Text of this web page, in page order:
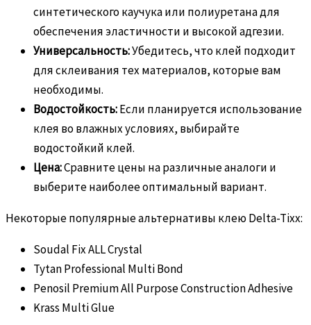
синтетического каучука или полиуретана для
обеспечения эластичности и высокой адгезии.
Универсальность:Убедитесь, что клей подходит
для склеивания тех материалов, которые вам
необходимы.
Водостойкость:Если планируется использование
клея во влажных условиях, выбирайте
водостойкий клей.
Цена:Сравните цены на различные аналоги и
выберите наиболее оптимальный вариант.
Некоторые популярные альтернативы клею Delta-Tixx:
Soudal Fix ALL Crystal
Tytan Professional Multi Bond
Penosil Premium All Purpose Construction Adhesive
Krass Multi Glue